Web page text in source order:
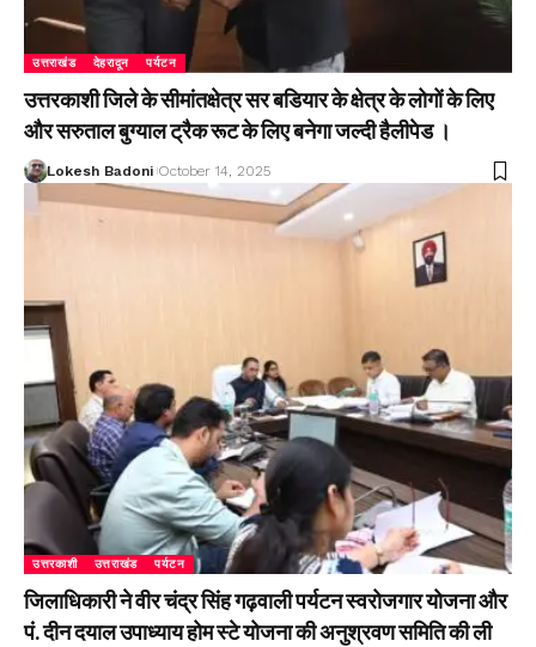
उत्तराखंड देहरादून पर्यटन
उत्तरकाशी जिले के सीमांतक्षेत्र सर बडियार के क्षेत्र के लोगों के लिए
और सरुताल बुग्याल ट्रैक रूट के लिए बनेगा जल्दी हैलीपेड ।
Lokesh Badoni October 14, 2025
उत्तरकाशी उत्तराखंड पर्यटन
जिलाधिकारी ने वीर चंद्र सिंह गढ़वाली पर्यटन स्वरोजगार योजना और
पं. दीन दयाल उपाध्याय होम स्टे योजना की अनुश्रवण समिति की ली